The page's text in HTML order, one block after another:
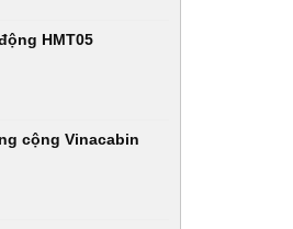
HMT05
cộng Vinacabin